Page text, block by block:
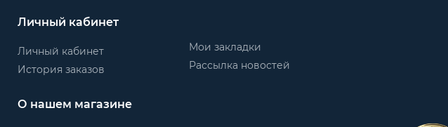
Личный кабинет
Личный кабинет
История заказов
Мои закладки
Рассылка новостей
О нашем магазине